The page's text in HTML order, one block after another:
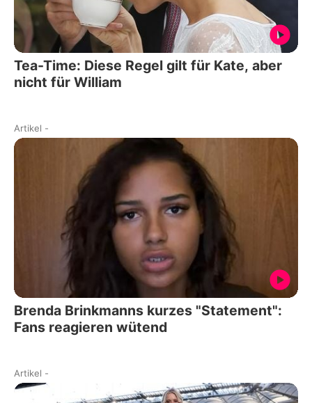
Tea-Time: Diese Regel gilt für Kate, aber
nicht für William
Artikel -
Brenda Brinkmanns kurzes "Statement":
Fans reagieren wütend
Artikel -